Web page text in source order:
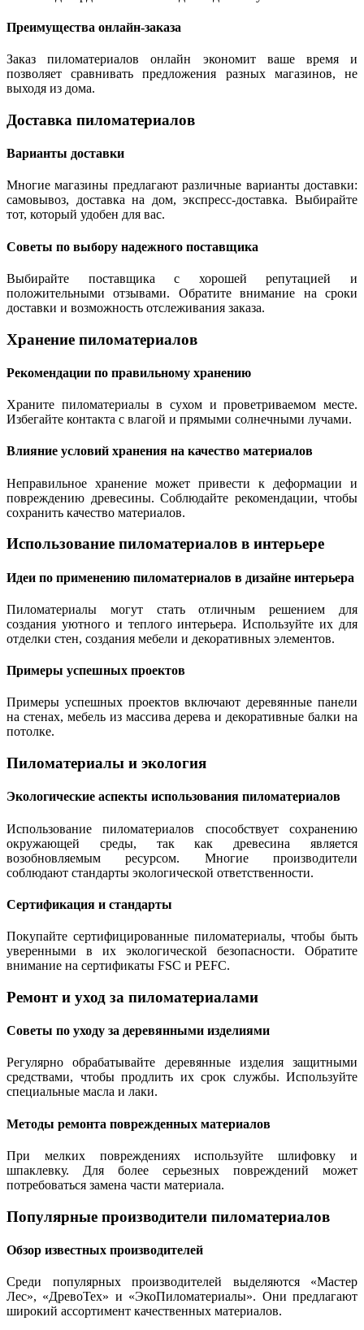
Преимущества онлайн-заказа
Заказ пиломатериалов онлайн экономит ваше время и
позволяет сравнивать предложения разных магазинов, не
выходя из дома.
Доставка пиломатериалов
Варианты доставки
Многие магазины предлагают различные варианты доставки:
самовывоз, доставка на дом, экспресс-доставка. Выбирайте
тот, который удобен для вас.
Советы по выбору надежного поставщика
Выбирайте поставщика с хорошей репутацией и
положительными отзывами. Обратите внимание на сроки
доставки и возможность отслеживания заказа.
Хранение пиломатериалов
Рекомендации по правильному хранению
Храните пиломатериалы в сухом и проветриваемом месте.
Избегайте контакта с влагой и прямыми солнечными лучами.
Влияние условий хранения на качество материалов
Неправильное хранение может привести к деформации и
повреждению древесины. Соблюдайте рекомендации, чтобы
сохранить качество материалов.
Использование пиломатериалов в интерьере
Идеи по применению пиломатериалов в дизайне интерьера
Пиломатериалы могут стать отличным решением для
создания уютного и теплого интерьера. Используйте их для
отделки стен, создания мебели и декоративных элементов.
Примеры успешных проектов
Примеры успешных проектов включают деревянные панели
на стенах, мебель из массива дерева и декоративные балки на
потолке.
Пиломатериалы и экология
Экологические аспекты использования пиломатериалов
Использование пиломатериалов способствует сохранению
окружающей среды, так как древесина является
возобновляемым ресурсом. Многие производители
соблюдают стандарты экологической ответственности.
Сертификация и стандарты
Покупайте сертифицированные пиломатериалы, чтобы быть
уверенными в их экологической безопасности. Обратите
внимание на сертификаты FSC и PEFC.
Ремонт и уход за пиломатериалами
Советы по уходу за деревянными изделиями
Регулярно обрабатывайте деревянные изделия защитными
средствами, чтобы продлить их срок службы. Используйте
специальные масла и лаки.
Методы ремонта поврежденных материалов
При мелких повреждениях используйте шлифовку и
шпаклевку. Для более серьезных повреждений может
потребоваться замена части материала.
Популярные производители пиломатериалов
Обзор известных производителей
Среди популярных производителей выделяются «Мастер
Лес», «ДревоТех» и «ЭкоПиломатериалы». Они предлагают
широкий ассортимент качественных материалов.